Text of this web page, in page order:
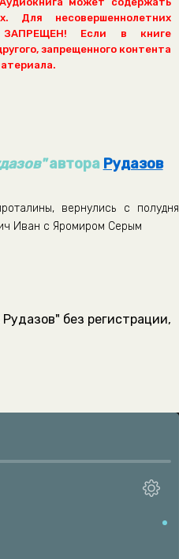
Для несовершеннолетних
ЗАПРЕЩЕН! Если в книге
запрещенного контента
автора Рудазов
вернулись с полудня
Иван с Яромиром Серым
без регистрации,